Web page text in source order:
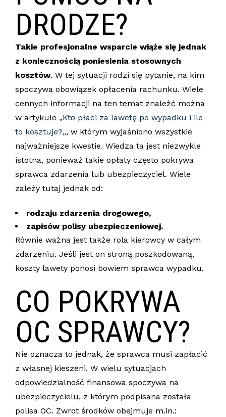
DRODZE?
Takie profesjonalne wsparcie wiąże się jednak
z koniecznością poniesienia stosownych
kosztów. W tej sytuacji rodzi się pytanie, na kim
spoczywa obowiązek opłacenia rachunku. Wiele
cennych informacji na ten temat znaleźć można
w artykule „Kto płaci za lawetę po wypadku i ile
to kosztuje?„, w którym wyjaśniono wszystkie
najważniejsze kwestie. Wiedza ta jest niezwykle
istotna, ponieważ takie opłaty często pokrywa
sprawca zdarzenia lub ubezpieczyciel. Wiele
zależy tutaj jednak od:
rodzaju zdarzenia drogowego,
zapisów polisy ubezpieczeniowej.
Równie ważna jest także rola kierowcy w całym
zdarzeniu. Jeśli jest on stroną poszkodowaną,
koszty lawety ponosi bowiem sprawca wypadku.
CO POKRYWA
OC SPRAWCY?
Nie oznacza to jednak, że sprawca musi zapłacić
z własnej kieszeni. W wielu sytuacjach
odpowiedzialność finansowa spoczywa na
ubezpieczycielu, z którym podpisana została
polisa OC. Zwrot środków obejmuje m.in.: